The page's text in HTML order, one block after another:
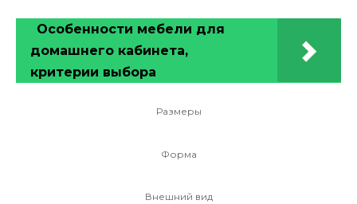
Особенности мебели для
домашнего кабинета,
критерии выбора
Размеры
Форма
Внешний вид